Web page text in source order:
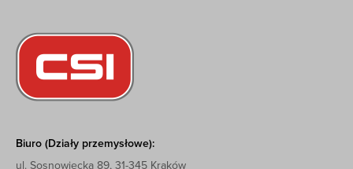
Biuro (Działy przemysłowe):
ul. Sosnowiecka 89, 31-345 Kraków